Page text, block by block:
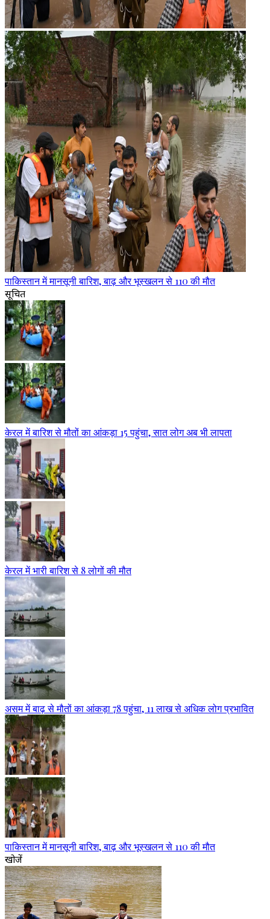
पाकिस्तान में मानसूनी बारिश, बाढ़ और भूस्खलन से 110 की मौत
सूचित
केरल में बारिश से मौतों का आंकड़ा 15 पहुंचा, सात लोग अब भी लापता
केरल में भारी बारिश से 8 लोगों की मौत
असम में बाढ़ से मौतों का आंकड़ा 78 पहुंचा, 11 लाख से अधिक लोग प्रभावित
पाकिस्तान में मानसूनी बारिश, बाढ़ और भूस्खलन से 110 की मौत
खोजें